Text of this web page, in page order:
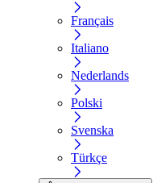
Français
Italiano
Nederlands
Polski
Svenska
Türkçe